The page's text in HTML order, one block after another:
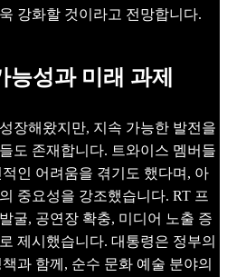
강화할 것이라고 전망합니다.
능성과 미래 과제
장해왔지만, 지속 가능한 발전을
도 존재합니다. 트와이스 멤버들
인 어려움을 겪기도 했다며, 아
중요성을 강조했습니다. RT 프
굴, 공연장 확충, 미디어 노출 증
제시했습니다. 대통령은 정부의
과 함께, 순수 문화 예술 분야의